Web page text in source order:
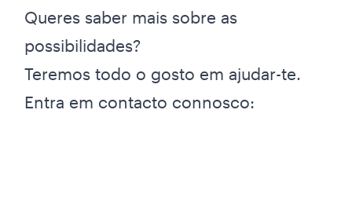
Queres saber mais sobre as
possibilidades?
Teremos todo o gosto em ajudar-te.
Entra em contacto connosco: